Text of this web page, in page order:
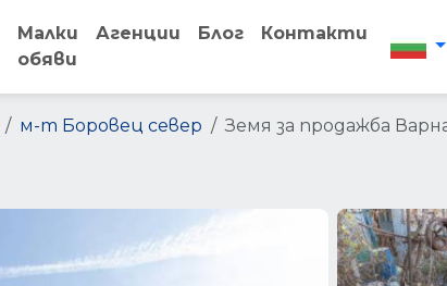
Малки
обяви
Агенции Блог Контакти
м-т Боровец север Земя за продажба